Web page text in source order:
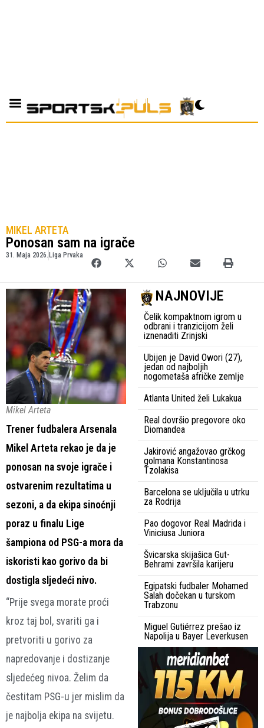
MIKEL ARTETA
Ponosan sam na igrače
31. Maja 2026. Liga Prvaka
Mikel Arteta
Trener fudbalera Arsenala
Mikel Arteta rekao je da je
ponosan na svoje igrače i
ostvarenim rezultatima u
sezoni, a da ekipa sinoćnji
poraz u finalu Lige
šampiona od PSG-a mora da
iskoristi kao gorivo da bi
dostigla sljedeći nivo.
“Prije svega morate proći
kroz taj bol, svariti ga i
pretvoriti u gorivo za
napredovanje i dostizanje
sljedećeg nivoa. Želim da
čestitam PSG-u jer mislim da
je najbolja ekipa na svijetu.
NAJNOVIJE
Čelik kompaktnom igrom u
odbrani i tranzicijom želi
iznenaditi Zrinjski
Ubijen je David Owori (27),
jedan od najboljih
nogometaša afričke zemlje
Atlanta United želi Lukakua
Real dovršio pregovore oko
Diomandea
Jakirović angažovao grčkog
golmana Konstantinosa
Tzolakisa
Barcelona se uključila u utrku
za Rodrija
Pao dogovor Real Madrida i
Viniciusa Juniora
Švicarska skijašica Gut-
Behrami završila karijeru
Egipatski fudbaler Mohamed
Salah dočekan u turskom
Trabzonu
Miguel Gutiérrez prešao iz
Napolija u Bayer Leverkusen